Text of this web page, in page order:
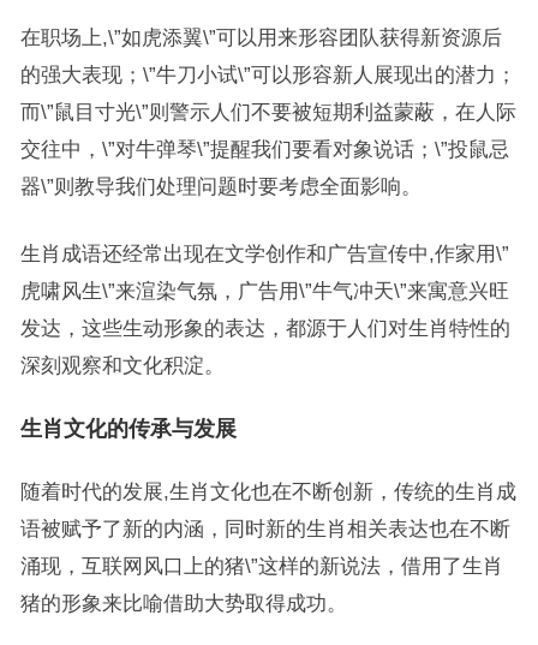
在职场上,\”如虎添翼\”可以用来形容团队获得新资源后
的强大表现；\”牛刀小试\”可以形容新人展现出的潜力；
而\”鼠目寸光\”则警示人们不要被短期利益蒙蔽，在人际
交往中，\”对牛弹琴\”提醒我们要看对象说话；\”投鼠忌
器\”则教导我们处理问题时要考虑全面影响。
生肖成语还经常出现在文学创作和广告宣传中,作家用\”
虎啸风生\”来渲染气氛，广告用\”牛气冲天\”来寓意兴旺
发达，这些生动形象的表达，都源于人们对生肖特性的
深刻观察和文化积淀。
生肖文化的传承与发展
随着时代的发展,生肖文化也在不断创新，传统的生肖成
语被赋予了新的内涵，同时新的生肖相关表达也在不断
涌现，互联网风口上的猪\”这样的新说法，借用了生肖
猪的形象来比喻借助大势取得成功。